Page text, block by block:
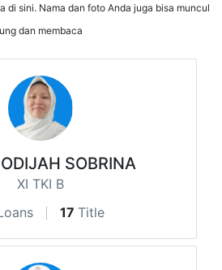
di sini. Nama dan foto Anda juga bisa muncul
dan membaca
SOBRINA
XI TKI B
17 Title